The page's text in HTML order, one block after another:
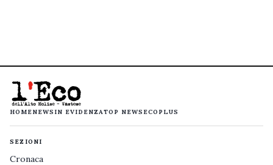
HOMENEWS IN EVIDENZATOP NEWS ECOPLUS
SEZIONI
Cronaca